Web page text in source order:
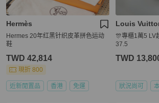
Hermès
Hermes 20年红黑针织皮革拼色运动
鞋
TWD 42,814
現折 800
近新閒置品 香港 免運
Louis
🎊專櫃1萬5 LV
37.5
TWD
狀況尚可